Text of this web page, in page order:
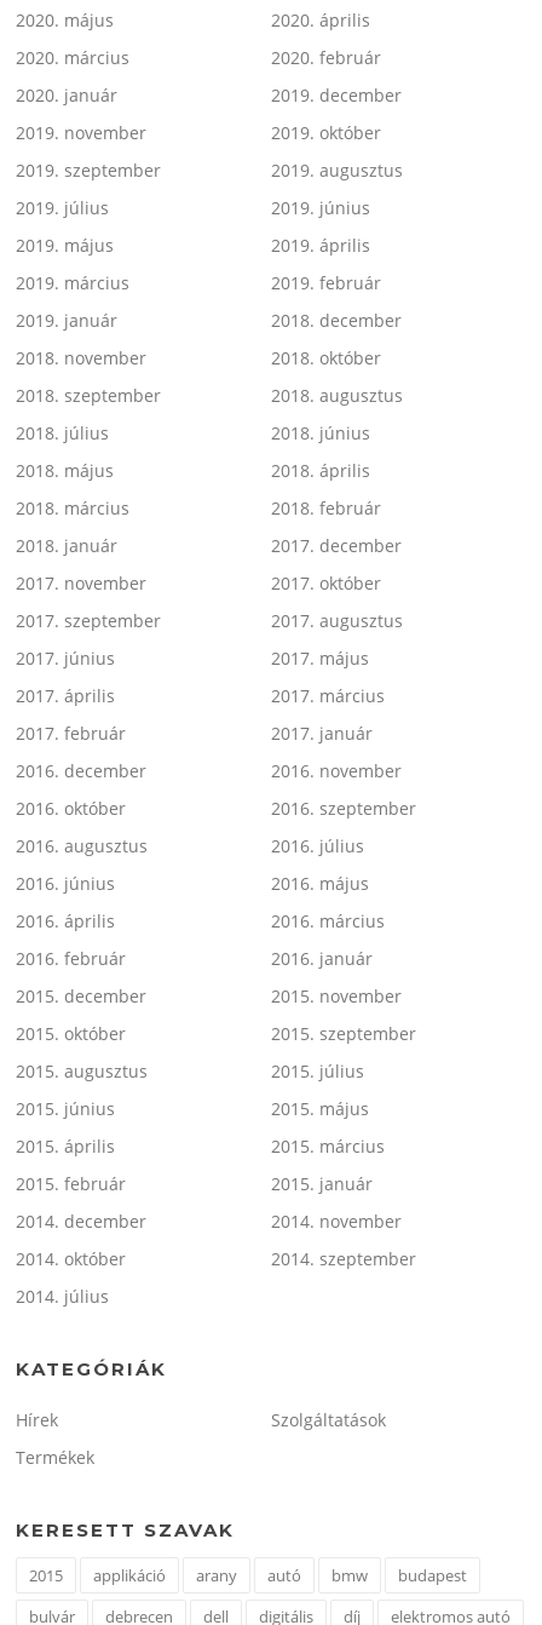
2020. május
2020. április
2020. március
2020. február
2020. január
2019. december
2019. november
2019. október
2019. szeptember
2019. augusztus
2019. július
2019. június
2019. május
2019. április
2019. március
2019. február
2019. január
2018. december
2018. november
2018. október
2018. szeptember
2018. augusztus
2018. július
2018. június
2018. május
2018. április
2018. március
2018. február
2018. január
2017. december
2017. november
2017. október
2017. szeptember
2017. augusztus
2017. június
2017. május
2017. április
2017. március
2017. február
2017. január
2016. december
2016. november
2016. október
2016. szeptember
2016. augusztus
2016. július
2016. június
2016. május
2016. április
2016. március
2016. február
2016. január
2015. december
2015. november
2015. október
2015. szeptember
2015. augusztus
2015. július
2015. június
2015. május
2015. április
2015. március
2015. február
2015. január
2014. december
2014. november
2014. október
2014. szeptember
2014. július
KATEGÓRIÁK
Hírek
Szolgáltatások
Termékek
KERESETT SZAVAK
2015 applikáció arany autó bmw
budapest
bulvár
debrecen dell digitális díj elektromos autó